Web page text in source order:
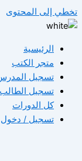
تخطي إلى المحتوى
الرئيسية
متجر الكتب
تسجيل المدرس
تسجيل الطالب
كل الدورات
تسجيل / دخول